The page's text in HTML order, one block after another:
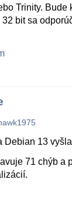
Trinity. Bude
bit sa
Debian 13
71 chýb a